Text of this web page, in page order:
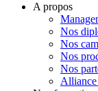
A propos
Nos
Nos
Nos
Nos
Alliance